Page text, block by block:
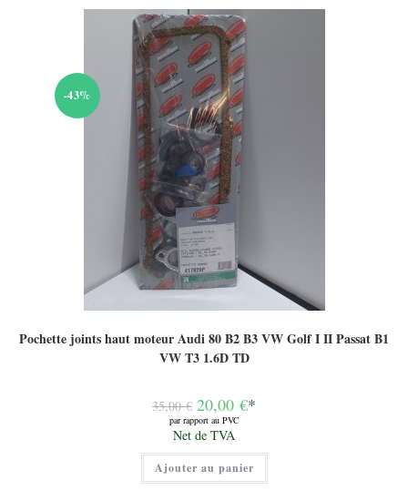
-43%
Pochette joints haut moteur Audi 80 B2 B3 VW Golf I II Passat B1
VW T3 1.6D TD
35,00€ Le
prix
initial
était :
35,00 €.
20,00 €*
par rapport au PVC
Le
prix
actuel
est :
20,00 €.
Net de TVA
Ajouter au panier